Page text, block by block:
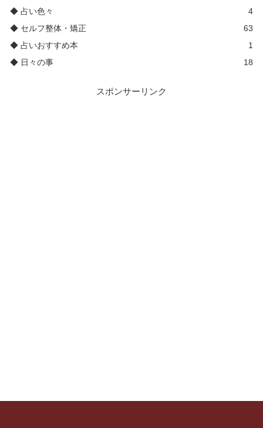
◆ 占い色々
4
◆ セルフ整体・矯正
63
◆ 占いおすすめ本
1
◆ 日々の事
18
スポンサーリンク